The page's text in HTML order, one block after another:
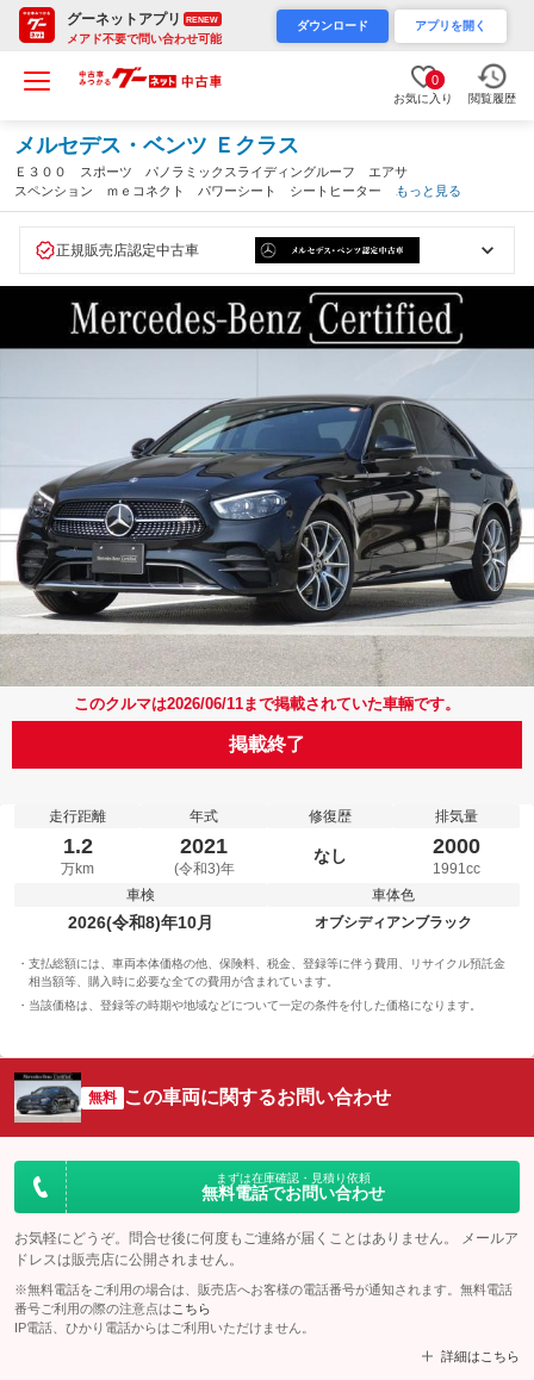
グーネットアプリ RENEW
メアド不要で問い合わせ可能
ダウンロード アプリを開く
0
お気に入り 閲覧履歴
メルセデス・ベンツ Ｅクラス
Ｅ３００ スポーツ パノラミックスライディングルーフ エアサ
スペンション ｍｅコネクト パワーシート シートヒーター ３
６０度カメラ ＥＴＣ２．０ ナビゲーション ＴＶ １９インチ
もっと見る
正規販売店認定中古車
このクルマは2026/06/11まで掲載されていた車輛です。
掲載終了
走行距離
1.2
万km
年式
2021
(令和3)年
修復歴
なし
排気量
2000
1991cc
車検
2026(令和8)年10月
車体色
オブシディアンブラック
支払総額には、車両本体価格の他、保険料、税金、登録等に伴う費用、リサイクル預託金
相当額等、購入時に必要な全ての費用が含まれています。
当該価格は、登録等の時期や地域などについて一定の条件を付した価格になります。
無料 この車両に関するお問い合わせ
まずは在庫確認・見積り依頼
無料電話でお問い合わせ
お気軽にどうぞ。問合せ後に何度もご連絡が届くことはありません。 メールア
ドレスは販売店に公開されません。
※無料電話をご利用の場合は、販売店へお客様の電話番号が通知されます。無料電話
番号ご利用の際の注意点は こちら
IP電話、ひかり電話からはご利用いただけません。
詳細はこちら